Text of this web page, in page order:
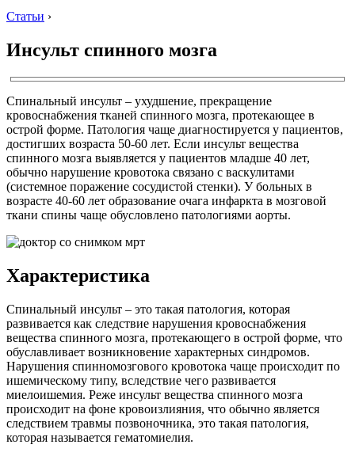
Статьи ›
Инсульт спинного мозга
Спинальный инсульт – ухудшение, прекращение
кровоснабжения тканей спинного мозга, протекающее в
острой форме. Патология чаще диагностируется у пациентов,
достигших возраста 50-60 лет. Если инсульт вещества
спинного мозга выявляется у пациентов младше 40 лет,
обычно нарушение кровотока связано с васкулитами
(системное поражение сосудистой стенки). У больных в
возрасте 40-60 лет образование очага инфаркта в мозговой
ткани спины чаще обусловлено патологиями аорты.
Характеристика
Спинальный инсульт – это такая патология, которая
развивается как следствие нарушения кровоснабжения
вещества спинного мозга, протекающего в острой форме, что
обуславливает возникновение характерных синдромов.
Нарушения спинномозгового кровотока чаще происходит по
ишемическому типу, вследствие чего развивается
миелоишемия. Реже инсульт вещества спинного мозга
происходит на фоне кровоизлияния, что обычно является
следствием травмы позвоночника, это такая патология,
которая называется гематомиелия.